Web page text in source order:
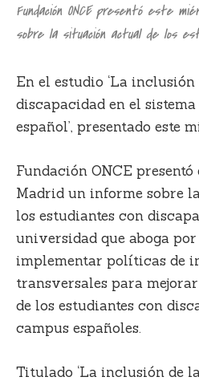
Fundación ONCE presentó este
sobre la situación actual de los
En el estudio ‘La inclusión
discapacidad en el
español’, presentado este
Fundación ONCE
Madrid un informe sobre
los estudiantes con
universidad que aboga por
implementar políticas de
transversales para
de los estudiantes con
campus españoles.
Titulado ‘La inclusión de